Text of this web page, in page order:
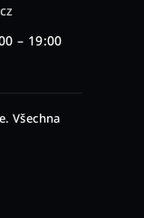
– 19:00
Všechna